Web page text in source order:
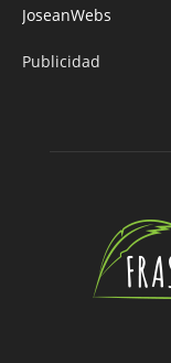
JoseanWebs
Publicidad